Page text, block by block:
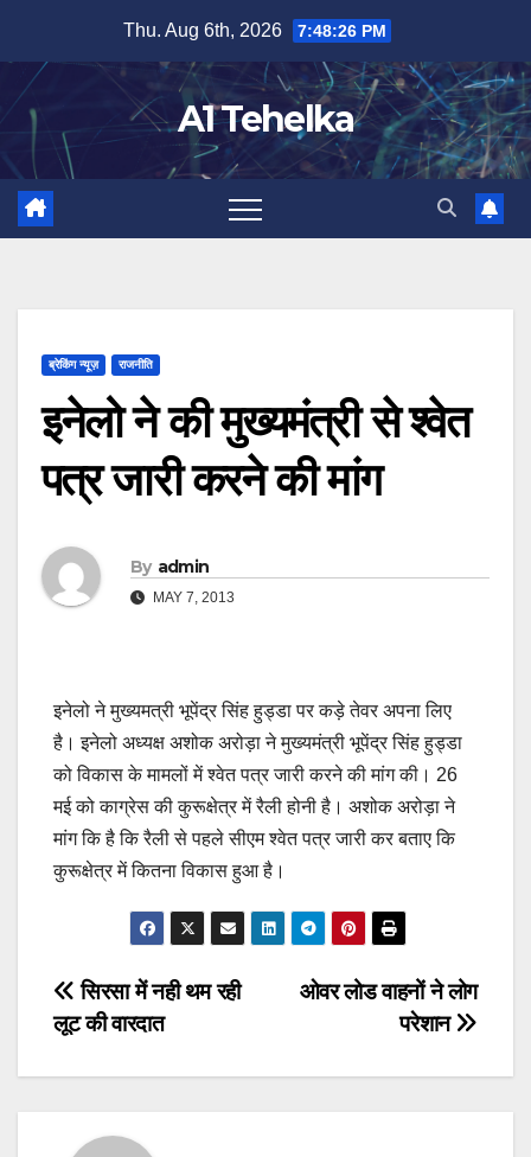
content
Thu. Aug 6th, 2026 7:48:27 PM
A1 Tehelka
ब्रेकिंग न्यूज़ राजनीति
इनेलो ने की मुख्यमंत्री से श्वेत
पत्र जारी करने की मांग
By admin
MAY 7, 2013
इनेलो ने मुख्यमत्री भूपेंद्र सिंह हुड्डा पर कड़े तेवर अपना लिए
है। इनेलो अध्यक्ष अशोक अरोड़ा ने मुख्यमंत्री भूपेंद्र सिंह हुड्डा
को विकास के मामलों में श्वेत पत्र जारी करने की मांग की। 26
मई को काग्रेस की कुरूक्षेत्र में रैली होनी है। अशोक अरोड़ा ने
मांग कि है कि रैली से पहले सीएम श्वेत पत्र जारी कर बताए कि
कुरूक्षेत्र में कितना विकास हुआ है।
Post
navigation
ओवर लोड वाहनों ने लोग
परेशान
सिरसा में नही थम रही
लूट की वारदात